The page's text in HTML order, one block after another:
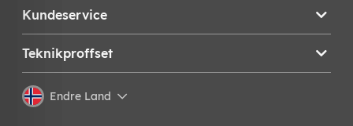
Kundeservice
Teknikproffset
Endre Land